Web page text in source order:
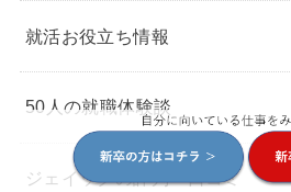
就活お役立ち情報
50人の就職体験談
ジェイックの評判・口コミ